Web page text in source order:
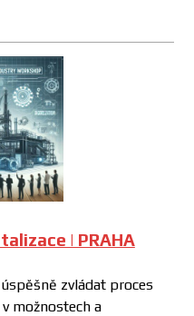
| PRAHA
zvládat proces
možnostech a